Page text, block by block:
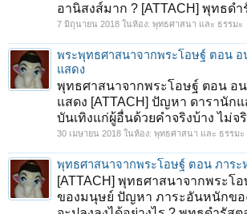
อานิสงส์มาก ? [ATTACH] พุทธดำ
7 มิถุนายน 2018 ในห้อง: พุทธศาสนา และ ธรรมะ
พระพุทธศาสนาจากพระโอษฐ์ ตอน
แสดง
พุทธศาสนาจากพระโอษฐ์ ตอน อ
แสดง [ATTACH] ปัญหา ดารานัก
บันเทิงแก่ผู้อื่นด้วยคำจริงบ้าง ไม่จ
30 เมษายน 2018 ในห้อง: พุทธศาสนา และ ธรรมะ
พุทธศาสนาจากพระโอษฐ์ ตอน ภาร
[ATTACH] พุทธศาสนาจากพระโ
ของมนุษย์ ปัญหา ภาระอันหนักขอ